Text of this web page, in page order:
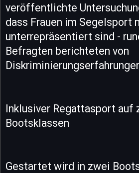
veröffentlichte
dass Frauen im Segelsport
unterrepräsentiert sind -
Befragten berichteten von
Inklusiver Regattasport auf
Bootsklassen
Gestartet wird in zwei